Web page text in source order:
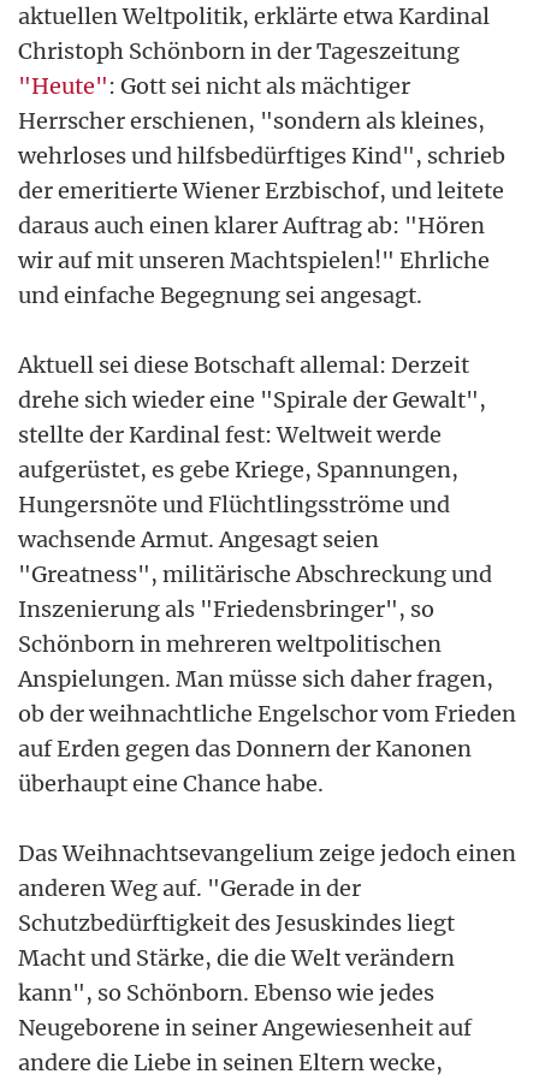
aktuellen Weltpolitik, erklärte etwa Kardinal
Christoph Schönborn in der Tageszeitung
"Heute": Gott sei nicht als mächtiger
Herrscher erschienen, "sondern als kleines,
wehrloses und hilfsbedürftiges Kind", schrieb
der emeritierte Wiener Erzbischof, und leitete
daraus auch einen klarer Auftrag ab: "Hören
wir auf mit unseren Machtspielen!" Ehrliche
und einfache Begegnung sei angesagt.
Aktuell sei diese Botschaft allemal: Derzeit
drehe sich wieder eine "Spirale der Gewalt",
stellte der Kardinal fest: Weltweit werde
aufgerüstet, es gebe Kriege, Spannungen,
Hungersnöte und Flüchtlingsströme und
wachsende Armut. Angesagt seien
"Greatness", militärische Abschreckung und
Inszenierung als "Friedensbringer", so
Schönborn in mehreren weltpolitischen
Anspielungen. Man müsse sich daher fragen,
ob der weihnachtliche Engelschor vom Frieden
auf Erden gegen das Donnern der Kanonen
überhaupt eine Chance habe.
Das Weihnachtsevangelium zeige jedoch einen
anderen Weg auf. "Gerade in der
Schutzbedürftigkeit des Jesuskindes liegt
Macht und Stärke, die die Welt verändern
kann", so Schönborn. Ebenso wie jedes
Neugeborene in seiner Angewiesenheit auf
andere die Liebe in seinen Eltern wecke,